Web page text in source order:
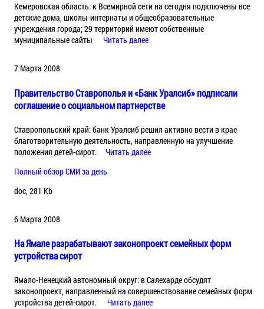
Кемеровская область: к Всемирной сети на сегодня подключены все
детские дома, школы-интернаты и общеобразовательные
учреждения города; 29 территорий имеют собственные
муниципальные сайты
Читать далее
7 Марта 2008
Правительство Ставрополья и «Банк Уралсиб» подписали
соглашение о социальном партнерстве
Ставропольский край: банк Уралсиб решил активно вести в крае
благотворительную деятельность, направленную на улучшение
положения детей-сирот.
Читать далее
Полный обзор СМИ за день
doc, 281 Kb
6 Марта 2008
На Ямале разрабатывают законопроект семейных форм
устройства сирот
Ямало-Ненецкий автономный округ: в Салехарде обсудят
законопроект, направленный на совершенствование семейных форм
устройства детей-сирот.
Читать далее